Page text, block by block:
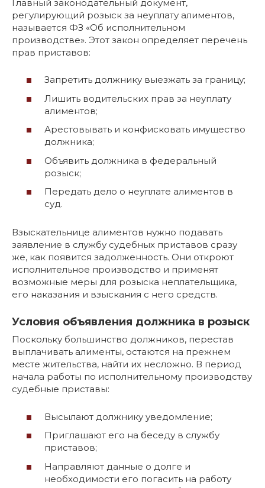
Главный законодательный документ,
регулирующий розыск за неуплату алиментов,
называется ФЗ «Об исполнительном
производстве». Этот закон определяет перечень
прав приставов:
Запретить должнику выезжать за границу;
Лишить водительских прав за неуплату
алиментов;
Арестовывать и конфисковать имущество
должника;
Объявить должника в федеральный
розыск;
Передать дело о неуплате алиментов в
суд.
Взыскательнице алиментов нужно подавать
заявление в службу судебных приставов сразу
же, как появится задолженность. Они откроют
исполнительное производство и применят
возможные меры для розыска неплательщика,
его наказания и взыскания с него средств.
Условия объявления должника в розыск
Поскольку большинство должников, перестав
выплачивать алименты, остаются на прежнем
месте жительства, найти их несложно. В период
начала работы по исполнительному производству
судебные приставы:
Высылают должнику уведомление;
Приглашают его на беседу в службу
приставов;
Направляют данные о долге и
необходимости его погасить на работу